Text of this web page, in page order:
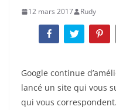
12 mars 2017 Rudy
Google continue
lancé un site qui vous
qui vous